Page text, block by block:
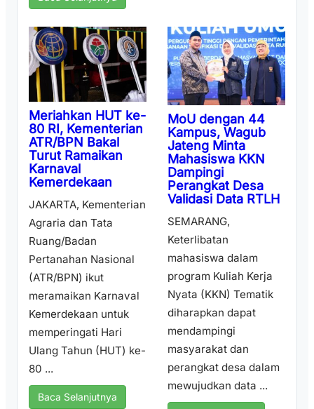
Meriahkan HUT ke-
80 RI, Kementerian
ATR/BPN Bakal
Turut Ramaikan
Karnaval
Kemerdekaan
JAKARTA, Kementerian
Agraria dan Tata
Ruang/Badan
Pertanahan Nasional
(ATR/BPN) ikut
meramaikan Karnaval
Kemerdekaan untuk
memperingati Hari
Ulang Tahun (HUT) ke-
80 ...
Baca Selanjutnya
MoU dengan 44
Kampus, Wagub
Jateng Minta
Mahasiswa KKN
Dampingi
Perangkat Desa
Validasi Data RTLH
SEMARANG,
Keterlibatan
mahasiswa dalam
program Kuliah Kerja
Nyata (KKN) Tematik
diharapkan dapat
mendampingi
masyarakat dan
perangkat desa dalam
mewujudkan data ...